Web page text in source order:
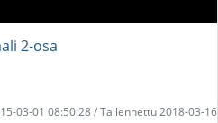
2-osa
03-01 08:50:28 / Tallennettu 2018-03-16